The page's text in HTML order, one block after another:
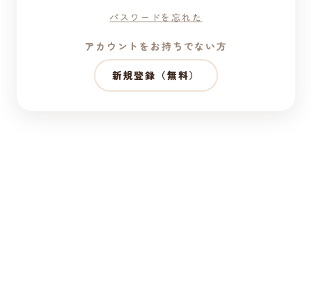
パスワードを忘れた
アカウントをお持ちでない方
新規登録（無料）